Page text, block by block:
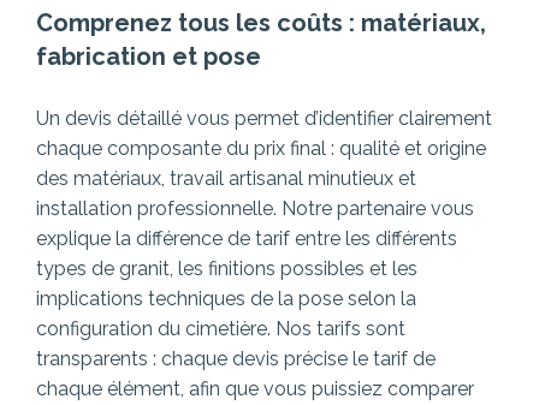
Comprenez tous les coûts : matériaux,
fabrication et pose
Un devis détaillé vous permet d’identifier clairement
chaque composante du prix final : qualité et origine
des matériaux, travail artisanal minutieux et
installation professionnelle. Notre partenaire vous
explique la différence de tarif entre les différents
types de granit, les finitions possibles et les
implications techniques de la pose selon la
configuration du cimetière. Nos tarifs sont
transparents : chaque devis précise le tarif de
chaque élément, afin que vous puissiez comparer